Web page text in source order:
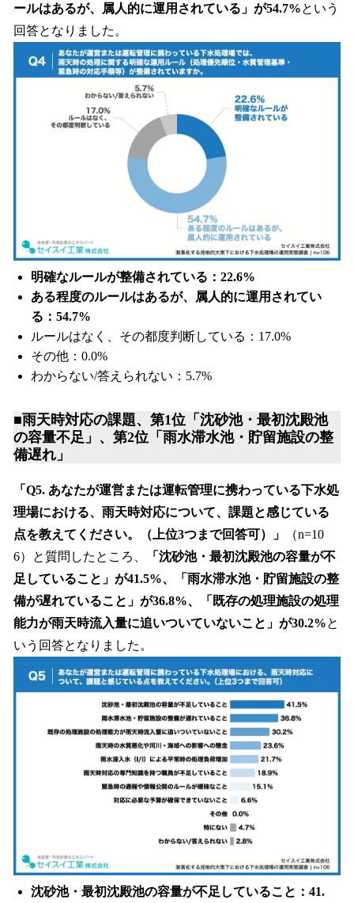
ールはあるが、属人的に運用されている」が54.7%という
回答となりました。
明確なルールが整備されている：22.6%
ある程度のルールはあるが、属人的に運用されてい
る：54.7%
ルールはなく、その都度判断している：17.0%
その他：0.0%
わからない/答えられない：5.7%
■雨天時対応の課題、第1位「沈砂池・最初沈殿池
の容量不足」、第2位「雨水滞水池・貯留施設の整
備遅れ」
「Q5. あなたが運営または運転管理に携わっている下水処
理場における、雨天時対応について、課題と感じている
点を教えてください。（上位3つまで回答可）」
（n=10
6）と質問したところ、
「沈砂池・最初沈殿池の容量が不
足していること」が41.5%、「雨水滞水池・貯留施設の整
備が遅れていること」が36.8%、「既存の処理施設の処理
能力が雨天時流入量に追いついていないこと」が30.2%と
いう回答となりました。
沈砂池・最初沈殿池の容量が不足していること：41.